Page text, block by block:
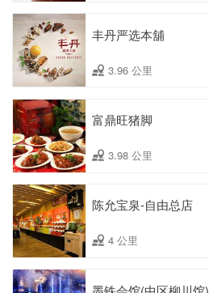
丰丹严选本舖
3.96 公里
富鼎旺猪脚
3.98 公里
陈允宝泉-自由总店
4 公里